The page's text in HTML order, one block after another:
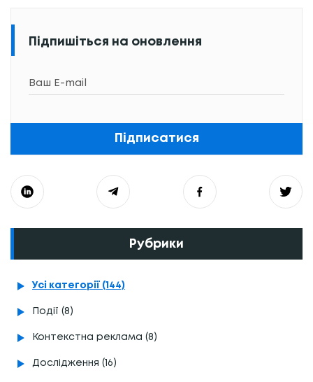
Підпишіться на оновлення
Підписатися
Рубрики
Усі категорії (144)
Події (8)
Контекстна реклама (8)
Дослідження (16)